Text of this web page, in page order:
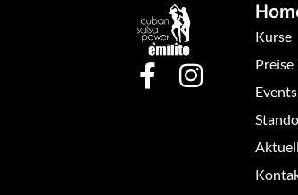
Kurse
Preise
Events